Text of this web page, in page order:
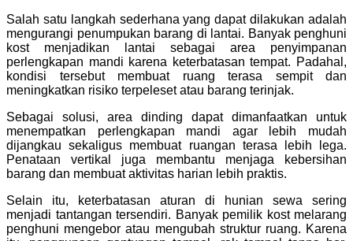
Salah satu langkah sederhana yang dapat dilakukan adalah
mengurangi penumpukan barang di lantai. Banyak penghuni
kost menjadikan lantai sebagai area penyimpanan
perlengkapan mandi karena keterbatasan tempat. Padahal,
kondisi tersebut membuat ruang terasa sempit dan
meningkatkan risiko terpeleset atau barang terinjak.
Sebagai solusi, area dinding dapat dimanfaatkan untuk
menempatkan perlengkapan mandi agar lebih mudah
dijangkau sekaligus membuat ruangan terasa lebih lega.
Penataan vertikal juga membantu menjaga kebersihan
barang dan membuat aktivitas harian lebih praktis.
Selain itu, keterbatasan aturan di hunian sewa sering
menjadi tantangan tersendiri. Banyak pemilik kost melarang
penghuni mengebor atau mengubah struktur ruang. Karena